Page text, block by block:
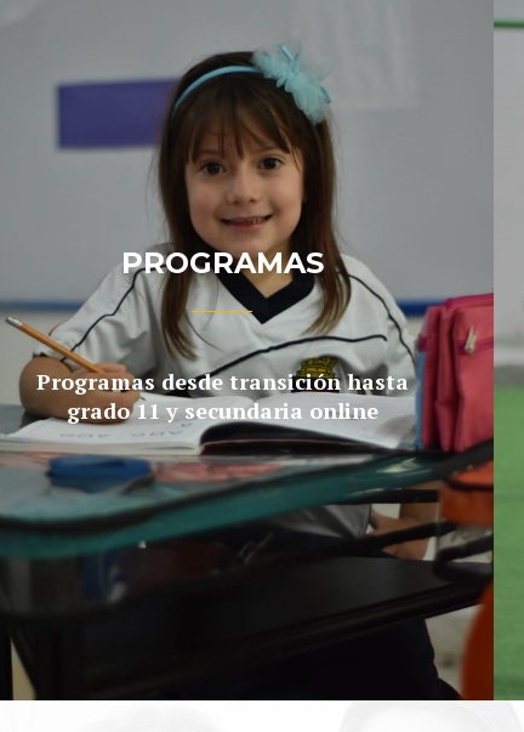
PROGRAMAS
Programas desde transición hasta
grado 11 y secundaria online